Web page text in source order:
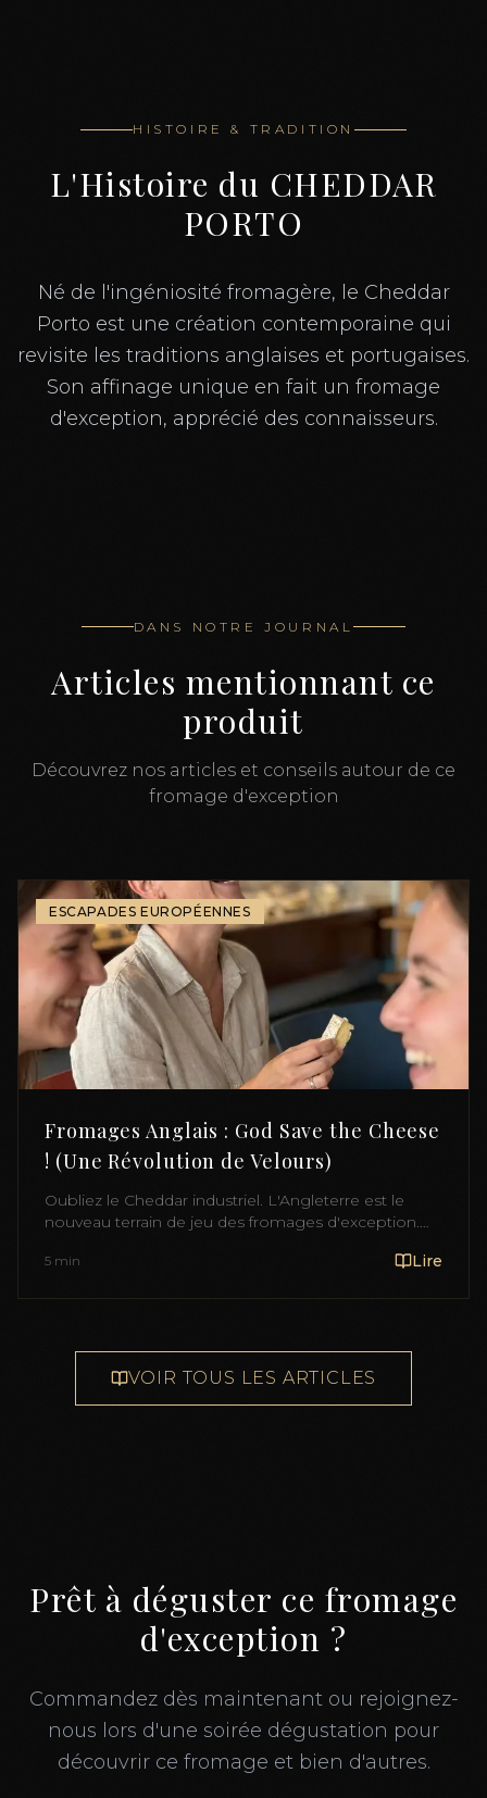
HISTOIRE & TRADITION
L'Histoire du CHEDDAR
PORTO
Né de l'ingéniosité fromagère, le Cheddar
Porto est une création contemporaine qui
revisite les traditions anglaises et portugaises.
Son affinage unique en fait un fromage
d'exception, apprécié des connaisseurs.
DANS NOTRE JOURNAL
Articles mentionnant ce
produit
Découvrez nos articles et conseils autour de ce
fromage d'exception
ESCAPADES EUROPÉENNES
Fromages Anglais : God Save the Cheese
! (Une Révolution de Velours)
Oubliez le Cheddar industriel. L'Angleterre est le
nouveau terrain de jeu des fromages d'exception.
Welcome to the new cheese kingdom.
5 min Lire
VOIR TOUS LES ARTICLES
Prêt à déguster ce fromage
d'exception ?
Commandez dès maintenant ou rejoignez-
nous lors d'une soirée dégustation pour
découvrir ce fromage et bien d'autres.